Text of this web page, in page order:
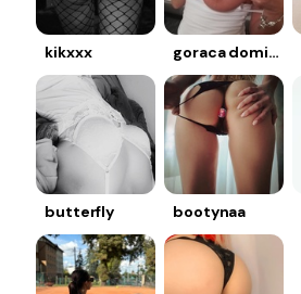
kikxxx goraca dominika
butterfly bootynaa